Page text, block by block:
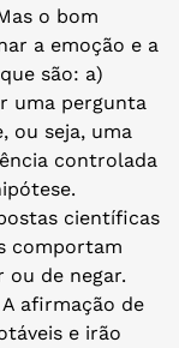
o bom
a emoção e a
são: a)
uma pergunta
ou seja, uma
controlada
científicas
comportam
ou de negar.
afirmação de
e irão